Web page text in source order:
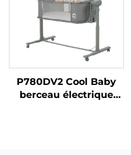
P780DV2 Cool Baby
berceau électrique